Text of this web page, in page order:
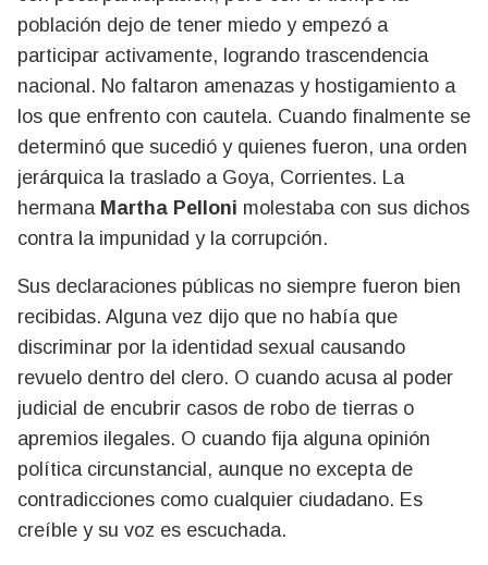
población dejo de tener miedo y empezó a
participar activamente, logrando trascendencia
nacional. No faltaron amenazas y hostigamiento a
los que enfrento con cautela. Cuando finalmente se
determinó que sucedió y quienes fueron, una orden
jerárquica la traslado a Goya, Corrientes. La
hermana Martha Pelloni molestaba con sus dichos
contra la impunidad y la corrupción.
Sus declaraciones públicas no siempre fueron bien
recibidas. Alguna vez dijo que no había que
discriminar por la identidad sexual causando
revuelo dentro del clero. O cuando acusa al poder
judicial de encubrir casos de robo de tierras o
apremios ilegales. O cuando fija alguna opinión
política circunstancial, aunque no excepta de
contradicciones como cualquier ciudadano. Es
creíble y su voz es escuchada.